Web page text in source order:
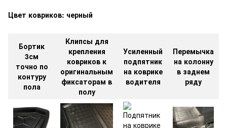
Цвет ковриков: черный
Бортик
3см
точно по
контуру
пола
Клипсы для
крепления
ковриков к
оригинальным
фиксаторам в
полу
Усиленный
подпятник
на коврике
водителя
Перемычка
на колонну
в заднем
ряду